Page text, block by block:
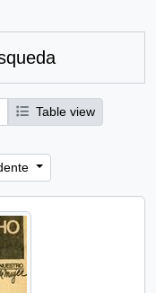
Table view